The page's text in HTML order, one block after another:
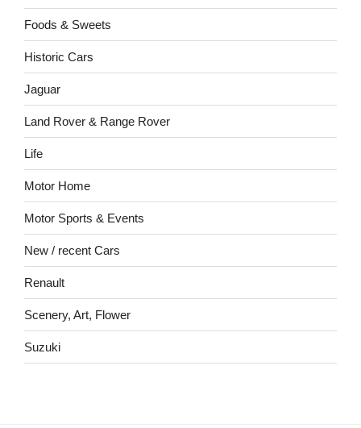
Foods & Sweets
Historic Cars
Jaguar
Land Rover & Range Rover
Life
Motor Home
Motor Sports & Events
New / recent Cars
Renault
Scenery, Art, Flower
Suzuki